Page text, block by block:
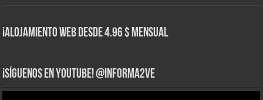
¡Alojamiento web Desde 4.96 $ Mensual
¡Síguenos en YouTube! @informa2ve